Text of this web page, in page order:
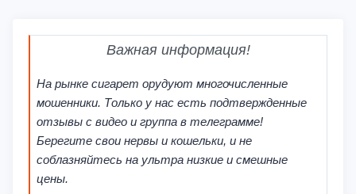
Важная информация!
На рынке сигарет орудуют многочисленные
мошенники. Только у нас есть подтвержденные
отзывы с видео и группа в телеграмме!
Берегите свои нервы и кошельки, и не
соблазняйтесь на ультра низкие и смешные
цены.